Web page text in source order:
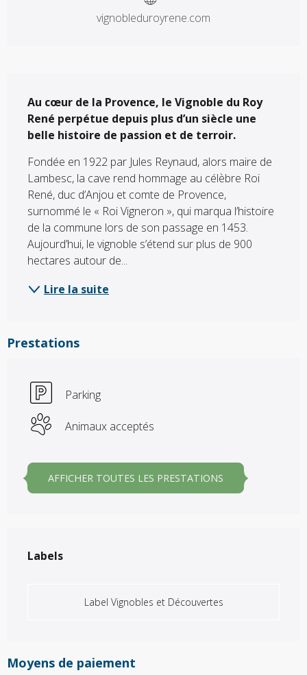
vignobleduroyrene.com
Au cœur de la Provence, le Vignoble du Roy
René perpétue depuis plus d’un siècle une
belle histoire de passion et de terroir.
Fondée en 1922 par Jules Reynaud, alors maire de
Lambesc, la cave rend hommage au célèbre Roi
René, duc d’Anjou et comte de Provence,
surnommé le « Roi Vigneron », qui marqua l’histoire
de la commune lors de son passage en 1453.
Aujourd’hui, le vignoble s’étend sur plus de 900
hectares autour de...
Lire la suite
Prestations
Parking
Animaux acceptés
AFFICHER TOUTES LES PRESTATIONS
Labels
Labels
Label Vignobles et Découvertes
Moyens de paiement